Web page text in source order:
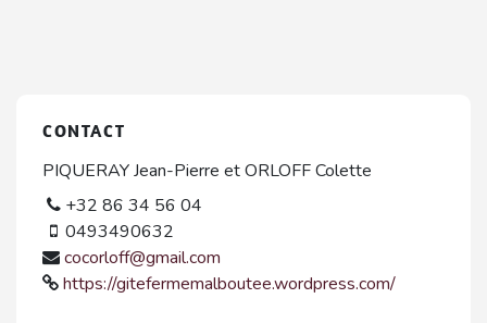
CONTACT
PIQUERAY Jean-Pierre et ORLOFF Colette
+32 86 34 56 04
0493490632
cocorloff@gmail.com
https://gitefermemalboutee.wordpress.com/